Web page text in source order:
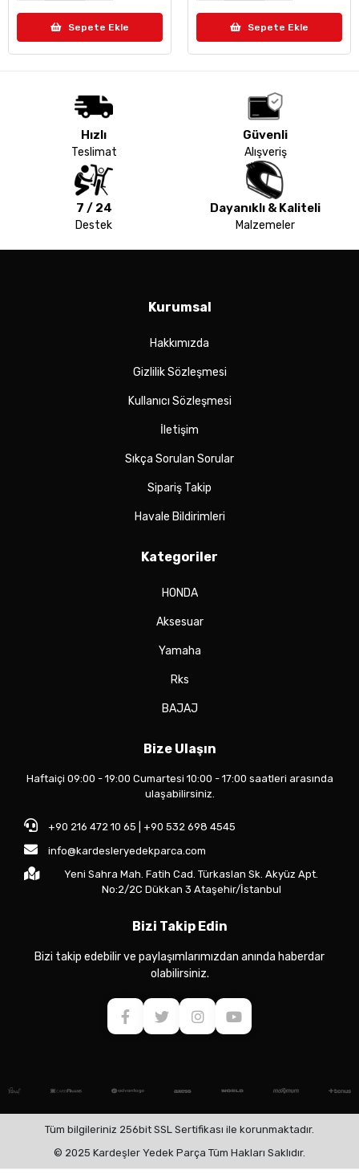
Sepete Ekle Sepete Ekle
Hızlı
Teslimat
Güvenli
Alışveriş
7 / 24
Destek
Dayanıklı & Kaliteli
Malzemeler
Kurumsal
Hakkımızda
Gizlilik Sözleşmesi
Kullanıcı Sözleşmesi
İletişim
Sıkça Sorulan Sorular
Sipariş Takip
Havale Bildirimleri
Kategoriler
HONDA
Aksesuar
Yamaha
Rks
BAJAJ
Bize Ulaşın
Haftaiçi 09:00 - 19:00 Cumartesi 10:00 - 17:00 saatleri arasında
ulaşabilirsiniz.
+90 216 472 10 65 | +90 532 698 4545
info@kardesleryedekparca.com
Yeni Sahra Mah. Fatih Cad. Türkaslan Sk. Akyüz Apt.
No:2/2C Dükkan 3 Ataşehir/İstanbul
Bizi Takip Edin
Bizi takip edebilir ve paylaşımlarımızdan anında haberdar
olabilirsiniz.
Tüm bilgileriniz 256bit SSL Sertifikası ile korunmaktadır.
© 2025 Kardeşler Yedek Parça Tüm Hakları Saklıdır.